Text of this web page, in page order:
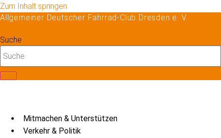
Zum Inhalt springen
Allgemeiner Deutscher Fahrrad-Club Dresden e. V.
Suche
Mitmachen & Unterstützen
Verkehr & Politik